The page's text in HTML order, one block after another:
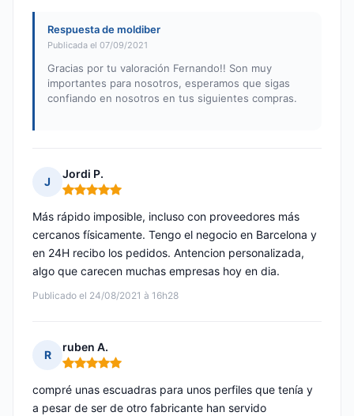
Respuesta de moldiber
Publicada el 07/09/2021
Gracias por tu valoración Fernando!! Son muy
importantes para nosotros, esperamos que sigas
confiando en nosotros en tus siguientes compras.
J
Jordi P.
Nota: 5 de 5
Publicado el 24/08/2021 à 16h28
Más rápido imposible, incluso con proveedores más
cercanos físicamente. Tengo el negocio en Barcelona y
en 24H recibo los pedidos. Antencion personalizada,
algo que carecen muchas empresas hoy en dia.
R
ruben A.
Nota: 5 de 5
compré unas escuadras para unos perfiles que tenía y
a pesar de ser de otro fabricante han servido